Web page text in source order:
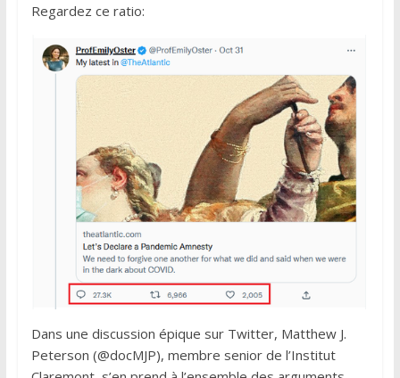
Regardez ce ratio:
Dans une discussion épique sur Twitter, Matthew J.
Peterson (@docMJP), membre senior de l’Institut